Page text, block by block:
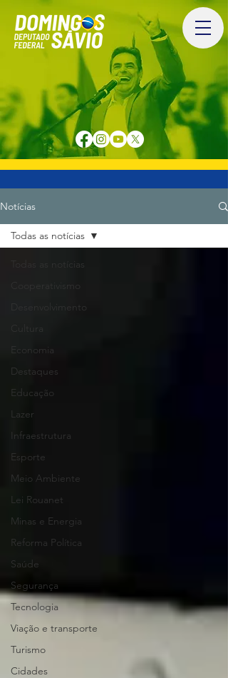
Notícias
Todas as notícias
Cooperativismo
Desenvolvimento
Cultura
Economia
Destaques
Educação
Lazer
Infraestrutura
Esporte
Meio Ambiente
Lei Rouanet
Minas e Energia
Reforma Política
Saúde
Segurança
Tecnologia
Viação e transporte
Turismo
Cidades
Todas as notícias